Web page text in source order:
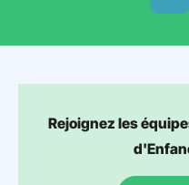
Rejoignez les